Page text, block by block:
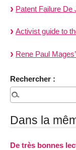
Patent Failure
Activist guide to
Rene Paul
Rechercher :
Dans la
De très bonnes